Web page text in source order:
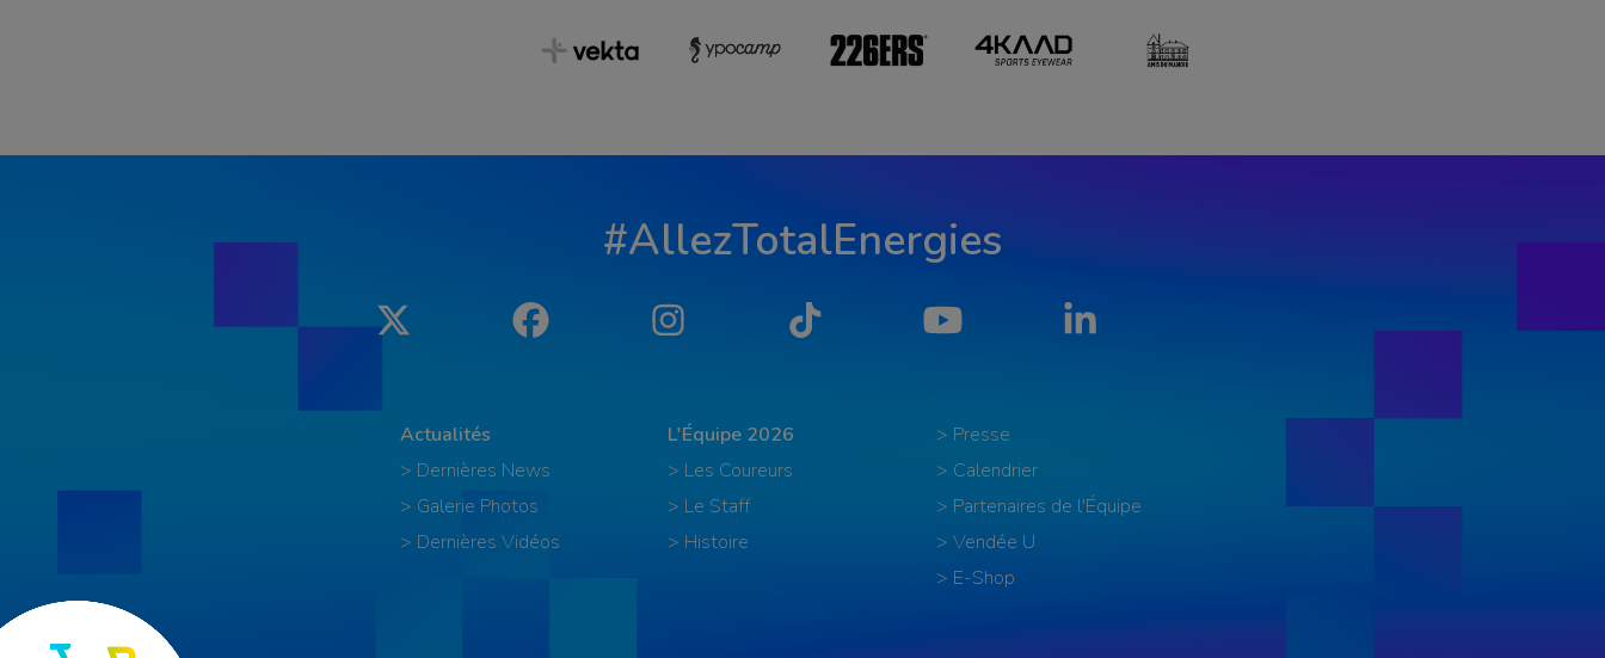
#AllezTotalEnergies
Twitter Facebook Instagram Tiktok YouTube LinkedIn
Actualités
> Dernières News
> Galerie Photos
> Dernières Vidéos
L'Équipe 2026
> Les Coureurs
> Le Staff
> Histoire
> Presse
> Calendrier
> Partenaires de l'Équipe
> Vendée U
> E-Shop